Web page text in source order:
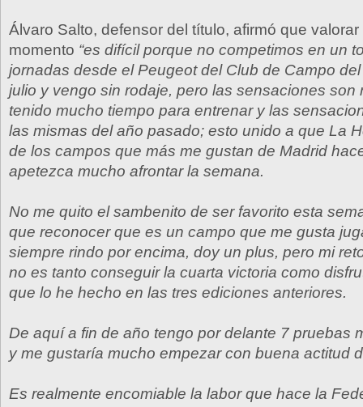
Álvaro Salto, defensor del título, afirmó que
momento “es difícil porque no competimos en un
jornadas desde el Peugeot del Club de Campo
julio y vengo sin rodaje, pero las sensaciones son
tenido mucho tiempo para entrenar y las
las mismas del año pasado; esto unido a que La
de los campos que más me gustan de Madrid
apetezca mucho afrontar la semana.
No me quito el sambenito de ser favorito esta
que reconocer que es un campo que me gusta
siempre rindo por encima, doy un plus, pero mi
no es tanto conseguir la cuarta victoria como
que lo he hecho en las tres ediciones anteriores.
De aquí a fin de año tengo por delante 7 pruebas
y me gustaría mucho empezar con buena actitud
Es realmente encomiable la labor que hace la